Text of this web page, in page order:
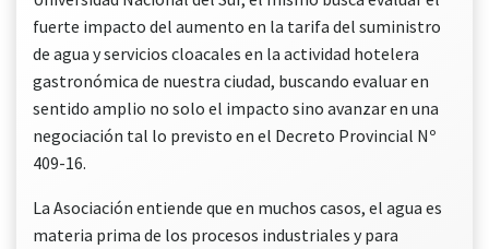
fuerte impacto del aumento en la tarifa del suministro
de agua y servicios cloacales en la actividad hotelera
gastronómica de nuestra ciudad, buscando evaluar en
sentido amplio no solo el impacto sino avanzar en una
negociación tal lo previsto en el Decreto Provincial Nº
409-16.
La Asociación entiende que en muchos casos, el agua es
materia prima de los procesos industriales y para